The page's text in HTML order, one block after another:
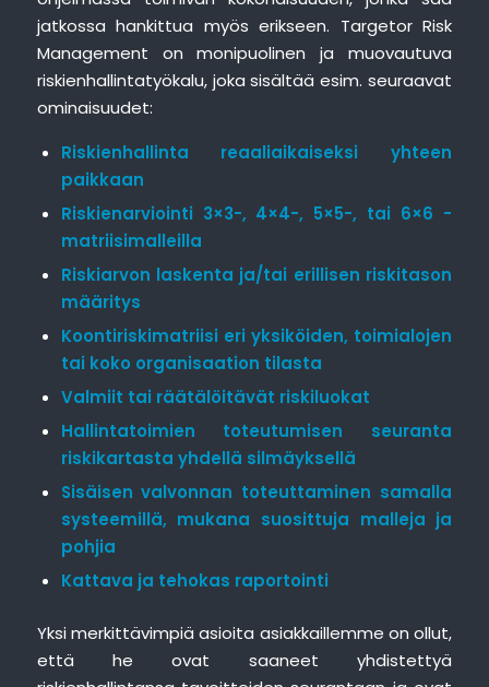
jatkossa hankittua myös erikseen. Targetor Risk
Management on monipuolinen ja muovautuva
riskienhallintatyökalu, joka sisältää esim. seuraavat
ominaisuudet:
Riskienhallinta reaaliaikaiseksi yhteen
paikkaan
Riskienarviointi 3×3-, 4×4-, 5×5-, tai 6×6 -
matriisimalleilla
Riskiarvon laskenta ja/tai erillisen riskitason
määritys
Koontiriskimatriisi eri yksiköiden, toimialojen
tai koko organisaation tilasta
Valmiit tai räätälöitävät riskiluokat
Hallintatoimien toteutumisen seuranta
riskikartasta yhdellä silmäyksellä
Sisäisen valvonnan toteuttaminen samalla
systeemillä, mukana suosittuja malleja ja
pohjia
Kattava ja tehokas raportointi
Yksi merkittävimpiä asioita asiakkaillemme on ollut,
että he ovat saaneet yhdistettyä